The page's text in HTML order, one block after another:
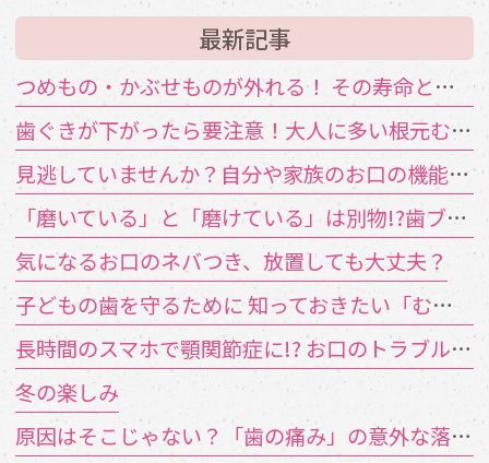
最新記事
つめもの・かぶせものが外れる！ その寿命と原因は？
歯ぐきが下がったら要注意！大人に多い根元むし歯
見逃していませんか？自分や家族のお口の機能低下のサイン
「磨いている」と「磨けている」は別物!?歯ブラシが届かない汚れの対策
気になるお口のネバつき、放置しても大丈夫？
子どもの歯を守るために 知っておきたい「むし歯の4要素」
長時間のスマホで顎関節症に!? お口のトラブルを招く「TCH（歯列接触癖）」とは
冬の楽しみ
原因はそこじゃない？「歯の痛み」の意外な落とし穴